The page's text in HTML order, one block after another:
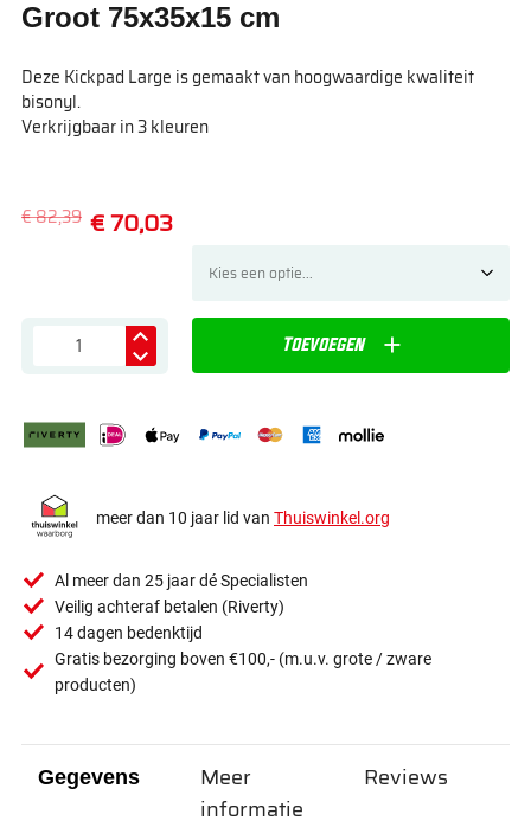
Groot 75x35x15 cm
Deze Kickpad Large is gemaakt van hoogwaardige kwaliteit
bisonyl.
Verkrijgbaar in 3 kleuren
€ 70,03
€ 82,39
Toevoegen
meer dan 10 jaar lid van Thuiswinkel.org
Al meer dan 25 jaar dé Specialisten
Veilig achteraf betalen (Riverty)
14 dagen bedenktijd
Gratis bezorging boven €100,- (m.u.v. grote / zware
producten)
Gegevens
Meer
informatie
Reviews